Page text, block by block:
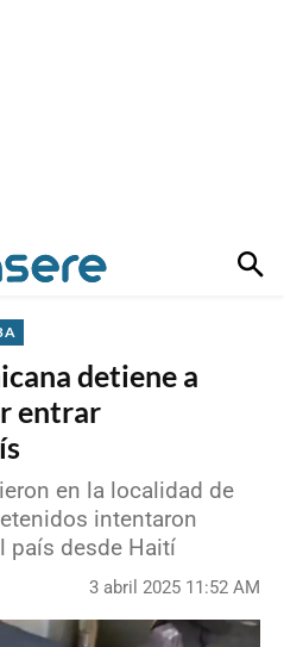
detiene a
entrar
en la localidad de
intentaron
país desde Haití
3 abril 2025 11:52 AM